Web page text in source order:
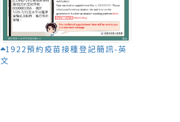
1922預約疫苗接種登記簡訊-英
文